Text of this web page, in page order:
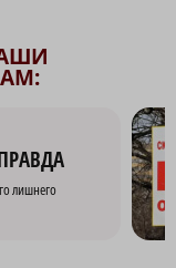
лишнего